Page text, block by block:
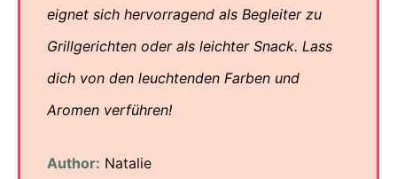
eignet sich hervorragend als Begleiter zu
Grillgerichten oder als leichter Snack. Lass
dich von den leuchtenden Farben und
Aromen verführen!
Author: Natalie